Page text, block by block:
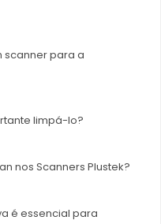
scanner para a
limpá-lo?
nos Scanners Plustek?
é essencial para